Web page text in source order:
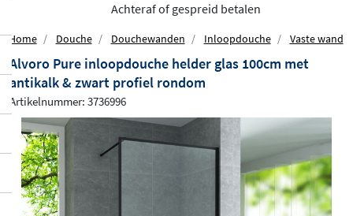
Achteraf of gespreid betalen
Home Douche Douchewanden Inloopdouche Vaste wand
Alvoro Pure inloopdouche helder glas 100cm met
antikalk & zwart profiel rondom
Artikelnummer: 3736996